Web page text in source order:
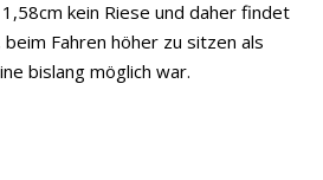
kein Riese und daher findet
Fahren höher zu sitzen als
bislang möglich war.